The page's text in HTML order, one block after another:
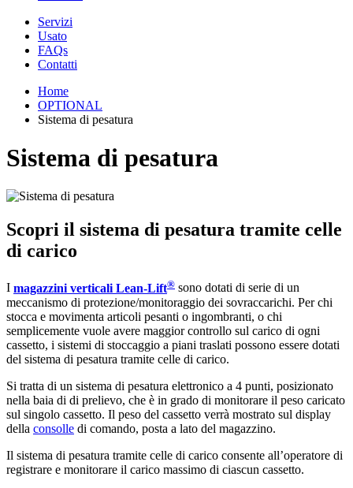
Servizi
Usato
FAQs
Contatti
Home
OPTIONAL
Sistema di pesatura
Sistema di pesatura
Scopri il sistema di pesatura tramite celle
di carico
I magazzini verticali Lean-Lift® sono dotati di serie di un
meccanismo di protezione/monitoraggio dei sovraccarichi. Per chi
stocca e movimenta articoli pesanti o ingombranti, o chi
semplicemente vuole avere maggior controllo sul carico di ogni
cassetto, i sistemi di stoccaggio a piani traslati possono essere dotati
del sistema di pesatura tramite celle di carico.
Si tratta di un sistema di pesatura elettronico a 4 punti, posizionato
nella baia di di prelievo, che è in grado di monitorare il peso caricato
sul singolo cassetto. Il peso del cassetto verrà mostrato sul display
della consolle di comando, posta a lato del magazzino.
Il sistema di pesatura tramite celle di carico consente all’operatore di
registrare e monitorare il carico massimo di ciascun cassetto.